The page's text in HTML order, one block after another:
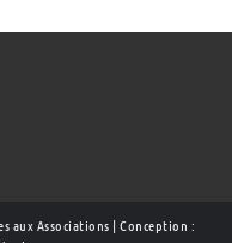
aux Associations | Conception :